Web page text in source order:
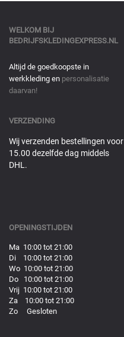
WELKOM BIJ
BEDRIJFSKLEDINGEXPRESS.NL
Altijd de goedkoopste in
werkkleding en personalisatie
daarvan!
VERZENDING
Wij verzenden bestellingen voor
15.00 dezelfde dag middels
DHL.
OPENINGSTIJDEN
Ma 10:00 tot 21:00
Di 10:00 tot 21:00
Wo 10:00 tot 21:00
Do 10:00 tot 21:00
Vrij 10:00 tot 21:00
Za 10:00 tot 21:00
Zo Gesloten